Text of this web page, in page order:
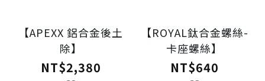
【APEXX 鋁合金後土
除】
NT$2,380
【ROYAL鈦合金螺絲-
卡座螺絲】
NT$640